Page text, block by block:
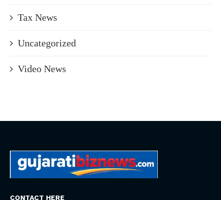
Tax News
Uncategorized
Video News
CONTACT HERE